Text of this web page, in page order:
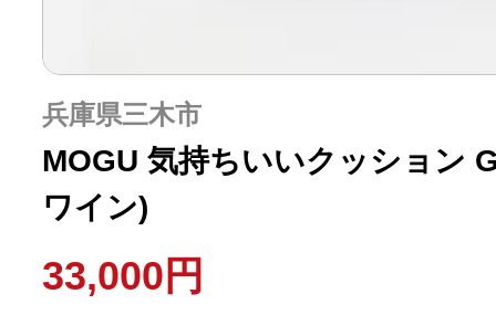
兵庫県三木市
MOGU 気持ちいいクッション
ワイン)
33,000円